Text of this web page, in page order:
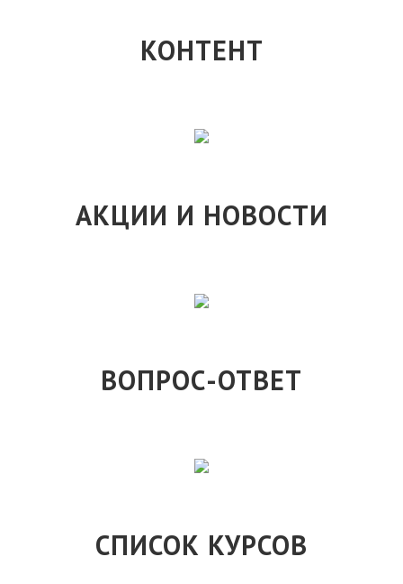
КОНТЕНТ
АКЦИИ И НОВОСТИ
ВОПРОС-ОТВЕТ
СПИСОК КУРСОВ